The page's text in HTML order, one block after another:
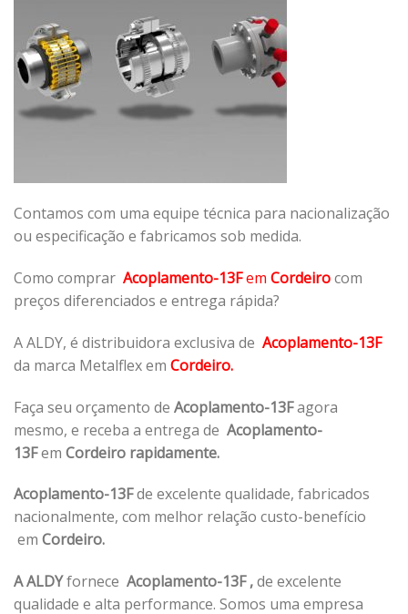
Contamos com uma equipe técnica para nacionalização
ou especificação e fabricamos sob medida.
Como comprar Acoplamento-13Fem Cordeirocom
preços diferenciados e entrega rápida?
A ALDY, é distribuidora exclusiva de Acoplamento-13F
da marca Metalflex em Cordeiro.
Faça seu orçamento de Acoplamento-13Fagora
mesmo, e receba a entrega de Acoplamento-
13Fem Cordeiro rapidamente.
Acoplamento-13Fde excelente qualidade, fabricados
nacionalmente, com melhor relação custo-benefício
em Cordeiro.
A ALDYfornece Acoplamento-13F ,de excelente
qualidade e alta performance. Somos uma empresa